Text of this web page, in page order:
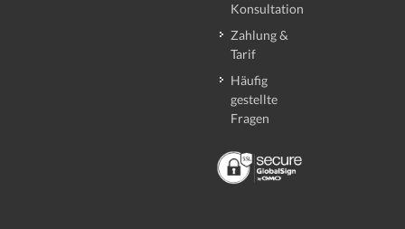
Konsultation
Zahlung &
Tarif
Häufig
gestellte
Fragen